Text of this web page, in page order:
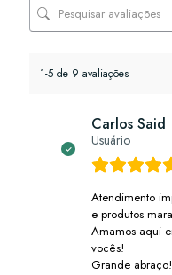
1-5 de 9 avaliações
Carlos Said
Usuário
Atendimento
e produtos
Amamos aqui
vocês!
Grande abraço!